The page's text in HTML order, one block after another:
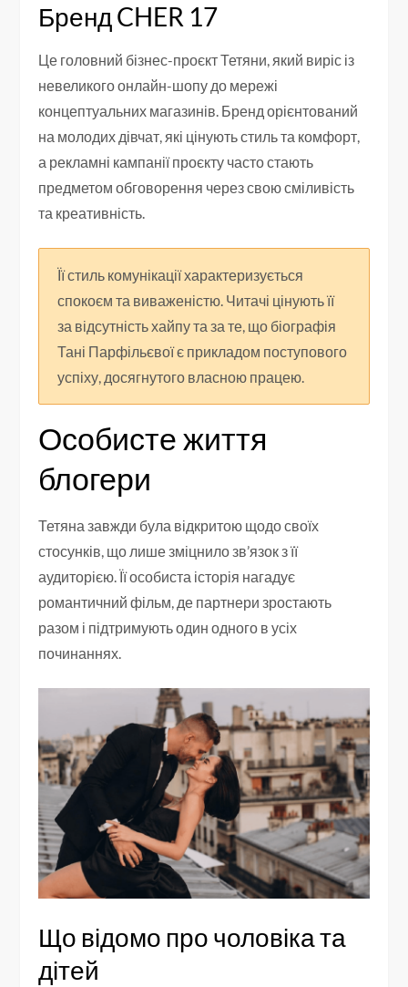
Бренд CHER 17
Це головний бізнес-проєкт Тетяни, який виріс із
невеликого онлайн-шопу до мережі
концептуальних магазинів. Бренд орієнтований
на молодих дівчат, які цінують стиль та комфорт,
а рекламні кампанії проєкту часто стають
предметом обговорення через свою сміливість
та креативність.
Її стиль комунікації характеризується
спокоєм та виваженістю. Читачі цінують її
за відсутність хайпу та за те, що біографія
Тані Парфільєвої є прикладом поступового
успіху, досягнутого власною працею.
Особисте життя
блогери
Тетяна завжди була відкритою щодо своїх
стосунків, що лише зміцнило зв’язок з її
аудиторією. Її особиста історія нагадує
романтичний фільм, де партнери зростають
разом і підтримують один одного в усіх
починаннях.
Що відомо про чоловіка та
дітей